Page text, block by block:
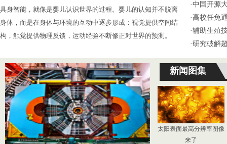
具身智能，就像是婴儿认识世界的过程。婴儿的认知并不脱离
身体，而是在身体与环境的互动中逐步形成：视觉提供空间结
构，触觉提供物理反馈，运动经验不断修正对世界的预测。
·中国开源
· 高校任免
·辅助生殖
·研究破解
新闻图集
太阳表面最高分辨率图像
来了